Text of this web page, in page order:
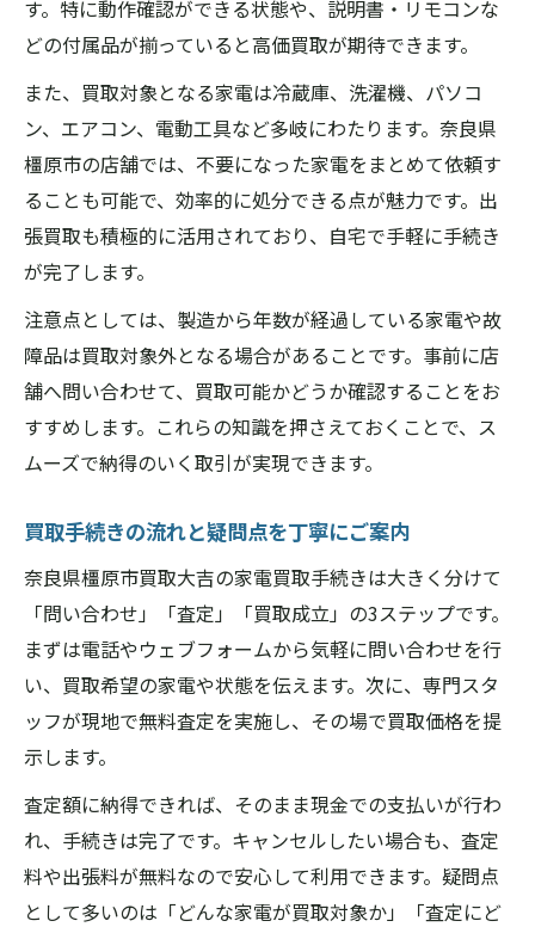
す。特に動作確認ができる状態や、説明書・リモコンな
どの付属品が揃っていると高価買取が期待できます。
また、買取対象となる家電は冷蔵庫、洗濯機、パソコ
ン、エアコン、電動工具など多岐にわたります。奈良県
橿原市の店舗では、不要になった家電をまとめて依頼す
ることも可能で、効率的に処分できる点が魅力です。出
張買取も積極的に活用されており、自宅で手軽に手続き
が完了します。
注意点としては、製造から年数が経過している家電や故
障品は買取対象外となる場合があることです。事前に店
舗へ問い合わせて、買取可能かどうか確認することをお
すすめします。これらの知識を押さえておくことで、ス
ムーズで納得のいく取引が実現できます。
買取手続きの流れと疑問点を丁寧にご案内
奈良県橿原市買取大吉の家電買取手続きは大きく分けて
「問い合わせ」「査定」「買取成立」の3ステップです。
まずは電話やウェブフォームから気軽に問い合わせを行
い、買取希望の家電や状態を伝えます。次に、専門スタ
ッフが現地で無料査定を実施し、その場で買取価格を提
示します。
査定額に納得できれば、そのまま現金での支払いが行わ
れ、手続きは完了です。キャンセルしたい場合も、査定
料や出張料が無料なので安心して利用できます。疑問点
として多いのは「どんな家電が買取対象か」「査定にど